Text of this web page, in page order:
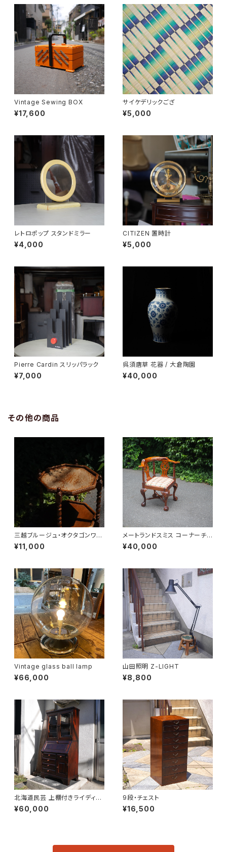
Vintage Sewing BOX
¥17,600
サイケデリックござ
¥5,000
レトロポップ スタンドミラー
¥4,000
CITIZEN 置時計
¥5,000
Pierre Cardin スリッパラック
¥7,000
呉須唐草 花器 / 大倉陶園
¥40,000
その他の商品
三越ブルージュ・オクタゴンワゴ
ン
¥11,000
メートランドスミス コーナーチェ
ア
¥40,000
Vintage glass ball lamp
¥66,000
山田照明 Z-LIGHT
¥8,800
北海道民芸 上棚付きライディン
グビューロー
¥60,000
9段・チェスト
¥16,500